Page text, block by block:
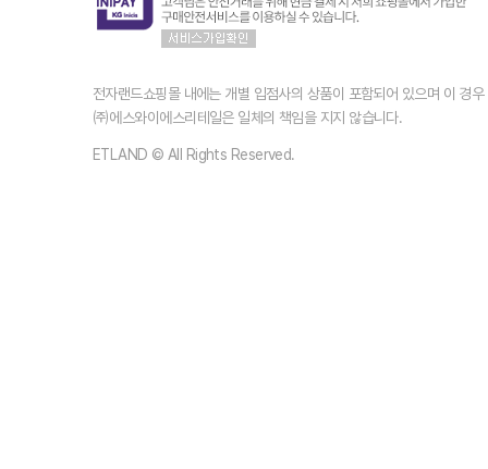
전자랜드쇼핑몰 내에는 개별 입점사의 상품이 포함되어 있으며 이 경
㈜에스와이에스리테일은 일체의 책임을 지지 않습니다.
ETLAND © All Rights Reserved.